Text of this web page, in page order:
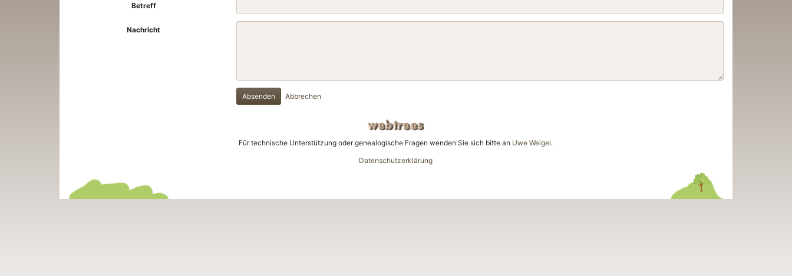
Betreff
Nachricht
Absenden Abbrechen
Für technische Unterstützung oder genealogische Fragen wenden Sie sich bitte an Uwe Weigel.
Datenschutzerklärung